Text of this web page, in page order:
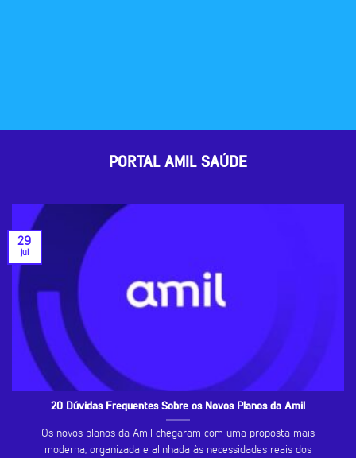
PORTAL AMIL SAÚDE
20 Dúvidas Frequentes Sobre os Novos Planos da Amil
Os novos planos da Amil chegaram com uma proposta mais
moderna, organizada e alinhada às necessidades reais dos
29
jul